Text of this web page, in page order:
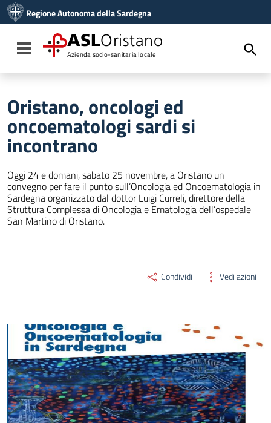
Vai al menu di navigazione
Vai al footer
Regione Autonoma della Sardegna
Toggle navigation
ASLOristano
Azienda socio-sanitaria locale
Oristano, oncologi ed
oncoematologi sardi si
incontrano
Oggi 24 e domani, sabato 25 novembre, a Oristano un
convegno per fare il punto sull’Oncologia ed Oncoematologia in
Sardegna organizzato dal dottor Luigi Curreli, direttore della
Struttura Complessa di Oncologia e Ematologia dell’ospedale
San Martino di Oristano.
Condividi Vedi azioni